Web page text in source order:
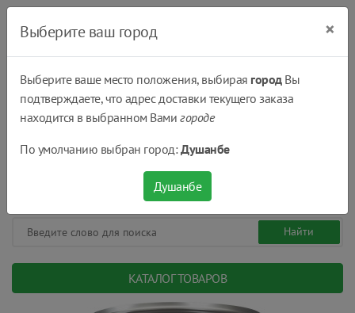
КАТАЛОГ ТОВАРОВ
Выберите ваш город ×
Выберите ваше место положения, выбирая городВы
подтверждаете, что адрес доставки текущего заказа
находится в выбранном Вамигороде
По умолчанию выбран город:Душанбе
Душанбе